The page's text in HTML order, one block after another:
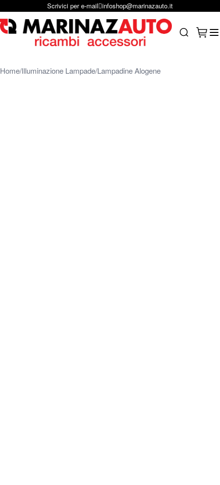
Salta al contenutoScrivici per e-mail infoshop@marinazauto.it
Home Illuminazione Lampade Lampadine Alogene